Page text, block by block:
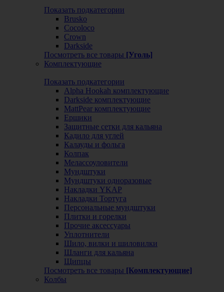
Показать подкатегории
Brusko
Cocoloco
Crown
Darkside
Посмотреть все товары [Уголь]
Комплектующие
Показать подкатегории
Alpha Hookah комплектующие
Darkside комплектующие
MattPear комплектующие
Ершики
Защитные сетки для кальяна
Кадило для углей
Калауды и фольга
Колпак
Мелассоуловители
Мундштуки
Мундштуки одноразовые
Накладки YKAP
Накладки Тортуга
Персональные мундштуки
Плитки и горелки
Прочие аксессуары
Уплотнители
Шило, вилки и шиловилки
Шланги для кальяна
Щипцы
Посмотреть все товары [Комплектующие]
Колбы